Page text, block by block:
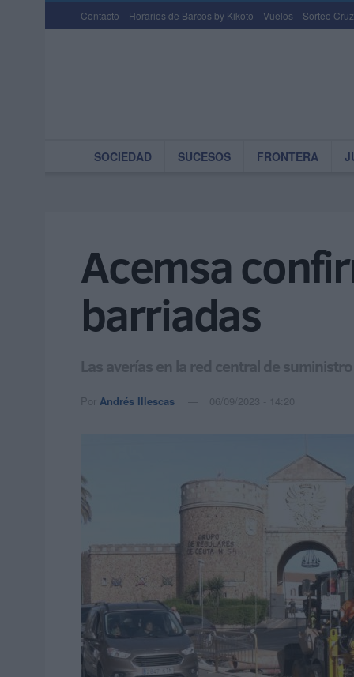
Contacto Horarios de Barcos by Kikoto Vuelos Sorteo
SOCIEDAD SUCESOS FRONTERA
Acemsa
barriadas
Las averías en la red central de
Por Andrés Illescas 06/09/2023 - 14:20